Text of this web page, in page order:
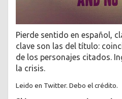
Pierde sentido en español,
clave son las del título:
de los personajes citados.
la crisis.
Leido en Twitter. Debo el crédito.